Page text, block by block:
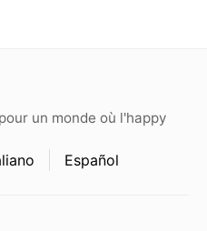
un monde où l'happy
Español